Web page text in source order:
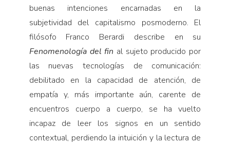
buenas intenciones encarnadas en la
subjetividad del capitalismo posmoderno. El
filósofo Franco Berardi describe en su
Fenomenología del fin al sujeto producido por
las nuevas tecnologías de comunicación:
debilitado en la capacidad de atención, de
empatía y, más importante aún, carente de
encuentros cuerpo a cuerpo, se ha vuelto
incapaz de leer los signos en un sentido
contextual, perdiendo la intuición y la lectura de